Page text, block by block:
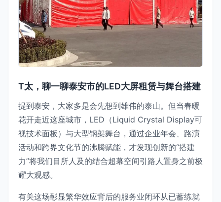
T太，聊一聊泰安市的LED大屏租赁与舞台搭建
提到泰安，大家多是会先想到雄伟的泰山。但当春暖
花开走近这座城市，LED（Liquid Crystal Display可
视技术面板）与大型钢架舞台，通过企业年会、路演
活动和跨界文化节的沸腾赋能，才发现创新的“搭建
力”将我们目所人及的结合超幕空间引路人置身之前极
耀大观感。
有关这场彰显繁华效应背后的服务业闭环从已蓄练就